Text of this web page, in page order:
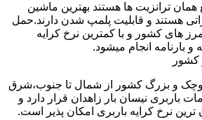
ترانزیت ها هستند بهترین ماشین
هستند و قابلیت پلمپ شدن دارند.حمل
مرز های کشور و با کمترین نرخ کرایه
و بارنامه انجام میشود.
کشور
و بزرگ کشور از شمال تا جنوب،شرق
نیسان بار زاهدان قرار دارد و
ترین نرخ کرایه باربری امکان پذیر است.